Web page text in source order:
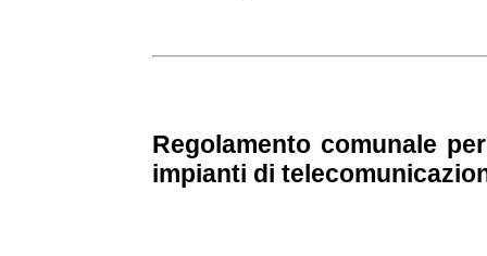
Regolamento comunale
impianti di